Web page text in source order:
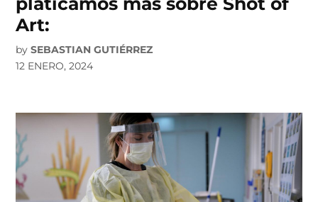
Art:
by SEBASTIAN GUTIÉRREZ
12 ENERO, 2024